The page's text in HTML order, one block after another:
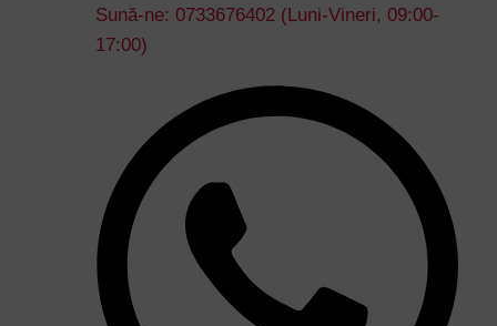
Sună-ne: 0733676402 (Luni-Vineri, 09:00-
17:00)